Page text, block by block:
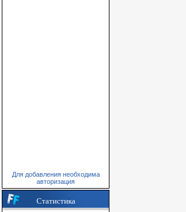
Для добавления необходима
авторизация
Статистика